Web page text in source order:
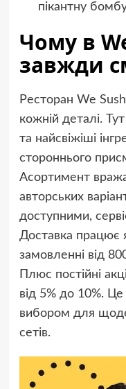
пікантну
Чому в
завжди
Ресторан We
кожній деталі.
та найсвіжіші
стороннього
Асортимент
авторських
доступними,
Доставка працює
замовленні від
Плюс постійні
від 5% до 10%.
вибором для
сетів.